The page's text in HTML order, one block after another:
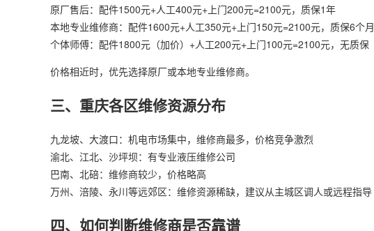
原厂售后：配件1500元+人工400元+上门200元=2100元，质保1年
本地专业维修商：配件1600元+人工350元+上门150元=2100元，质保6个月
个体师傅：配件1800元（加价）+人工200元+上门100元=2100元，无质保
价格相近时，优先选择原厂或本地专业维修商。
三、重庆各区维修资源分布
九龙坡、大渡口：机电市场集中，维修商最多，价格竞争激烈
渝北、江北、沙坪坝：有专业液压维修公司
巴南、北碚：维修商较少，价格略高
万州、涪陵、永川等远郊区：维修资源稀缺，建议从主城区调人或远程指导
四、如何判断维修商是否靠谱